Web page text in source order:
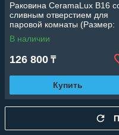
Раковина CeramaLux B16
сливным отверстием для
паровой комнаты (Размер:
390*390 мм)
В наличии
126 800 ₸
Купить